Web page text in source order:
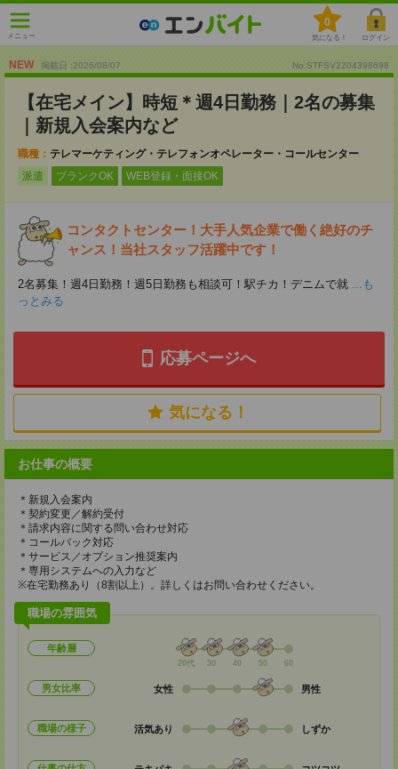
メニュー
0
気になる！ ログイン
NEW 掲載日 :2026/08/07 No.STFSV2204398698
【在宅メイン】時短＊週4日勤務｜2名の募集
｜新規入会案内など
職種： テレマーケティング・テレフォンオペレーター・コールセンター
派遣
ブランクOK WEB登録・面接OK
コンタクトセンター！大手人気企業で働く絶好のチ
ャンス！当社スタッフ活躍中です！
2名募集！週4日勤務！週5日勤務も相談可！駅チカ！デニムで就 ...も
っとみる
応募ページへ
気になる！
お仕事の概要
＊新規入会案内
＊契約変更／解約受付
＊請求内容に関する問い合わせ対応
＊コールバック対応
＊サービス／オプション推奨案内
＊専用システムへの入力など
※在宅勤務あり（8割以上）。詳しくはお問い合わせください。
職場の雰囲気
年齢層
20代 30 40 50 60
男女比率 女性 男性
職場の様子 活気あり しずか